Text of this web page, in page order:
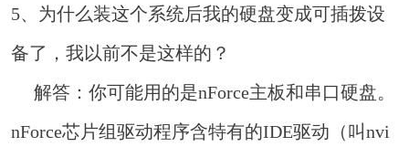
5、为什么装这个系统后我的硬盘变成可插拨设
备了，我以前不是这样的？
解答：你可能用的是nForce主板和串口硬盘。
nForce芯片组驱动程序含特有的IDE驱动（叫nvi